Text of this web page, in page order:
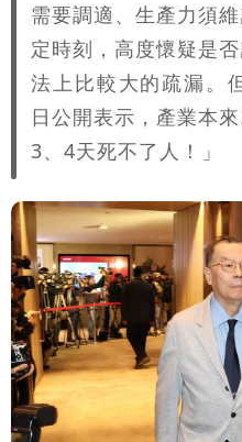
恐發陸警
蔣萬安民調只
媒體人嘆：真的
需要調適、生產力須
定時刻，高度懷疑是
法上比較大的疏漏。
日公開表示，產業本
3、4天死不了人！」